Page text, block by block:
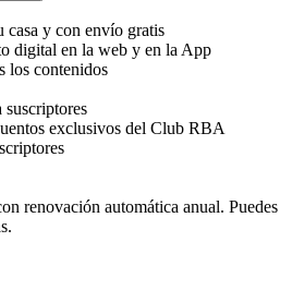
casa y con envío gratis
digital en la web y en la App
los contenidos
suscriptores
exclusivos del Club RBA
renovación automática anual. Puedes